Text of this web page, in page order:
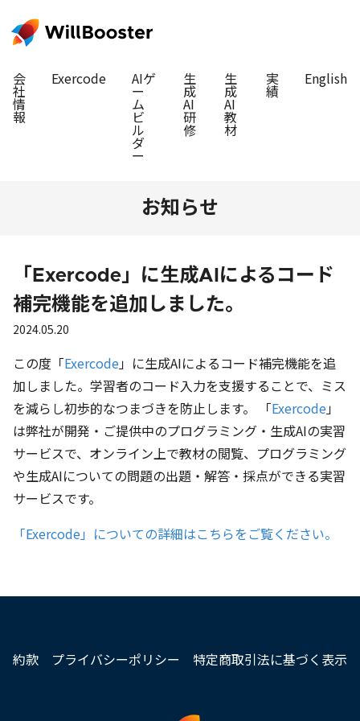
会
社
情
報
Exercode AIゲ
ー
ム
ビ
ル
ダ
ー
生
成
AI
研
修
生
成
AI
教
材
実
績
English
お知らせ
「Exercode」に生成AIによるコード
補完機能を追加しました。
2024.05.20
この度「Exercode」に生成AIによるコード補完機能を追
加しました。学習者のコード入力を支援することで、ミス
を減らし初歩的なつまづきを防止します。 「Exercode」
は弊社が開発・ご提供中のプログラミング・生成AIの実習
サービスで、オンライン上で教材の閲覧、プログラミング
や生成AIについての問題の出題・解答・採点ができる実習
サービスです。
「Exercode」についての詳細はこちらをご覧ください。
約款 プライバシーポリシー 特定商取引法に基づく表示